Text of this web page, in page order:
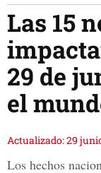
Las 15
29 de
el
Actualizado: 29
Los hechos